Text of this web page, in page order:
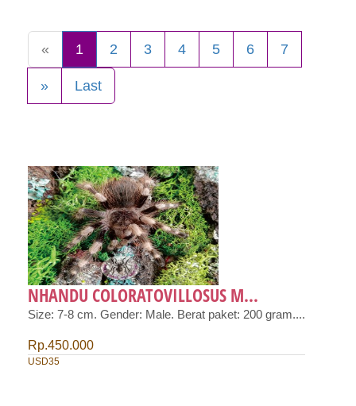
« 1 2 3 4 5 6 7
» Last
NHANDU COLORATOVILLOSUS M...
Size: 7-8 cm. Gender: Male. Berat paket: 200 gram....
Rp.450.000
USD35